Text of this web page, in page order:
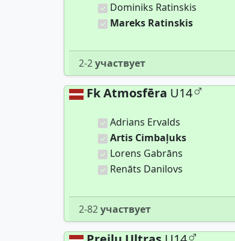
Dominiks Ratinskis
Mareks Ratinskis
2-2участвует
Fk Atmosfēra U14
Adrians Ervalds
Artis Cimbaļuks
Lorens Gabrāns
Renāts Danilovs
2-82участвует